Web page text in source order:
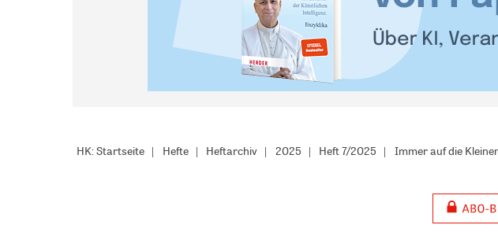
HK: Startseite Hefte Heftarchiv 2025 Heft 7/2025 Immer auf die